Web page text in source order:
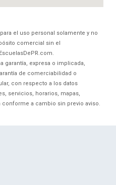
el uso personal solamente y no
comercial sin el
garantía, expresa o implicada,
de comerciabilidad o
con respecto a los datos
servicios, horarios, mapas,
a cambio sin previo aviso.